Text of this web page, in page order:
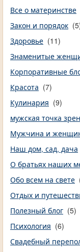
Все о материнстве
Закон и порядок
Здоровье (11)
Знаменитые
Корпоративные
Красота (7)
Кулинария (9)
мужская точка
Мужчина и
Наш дом, сад, дача
О братьях наших
Обо всем на свете
Отдых и
Полезный блог (5)
Психология (6)
Свадебный